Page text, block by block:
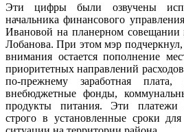
Эти цифры были озвучены
начальника финансового
Ивановой на планерном совещании
Лобанова. При этом мэр
внимания остается пополнение
приоритетных направлений
по-прежнему заработная
внебюджетные фонды,
продукты питания. Эти платежи
строго в установленные сроки